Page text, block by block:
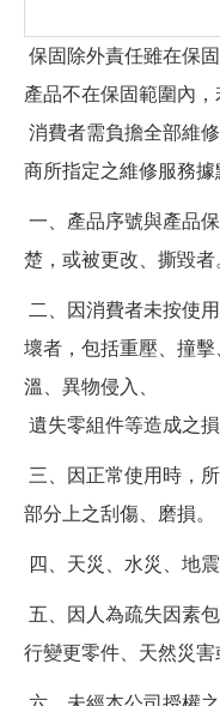
保固除外責任雖在保
產品不在保固範圍內
消費者需負擔全部維
商所指定之維修服務據
一、產品序號與產品
楚，或被更改、撕毀者
二、因消費者未按使
壞者，包括重壓、撞
溫、異物侵入、
遺失零組件等造成之損
三、因正常使用時，
部分上之刮傷、磨損。
四、天災、水災、地
五、因人為疏失因素
行變更零件、天然災害